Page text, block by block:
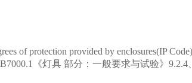
of protection provided by enclosures(IP Code)
《灯具 部分：一般要求与试验》 9.2.4